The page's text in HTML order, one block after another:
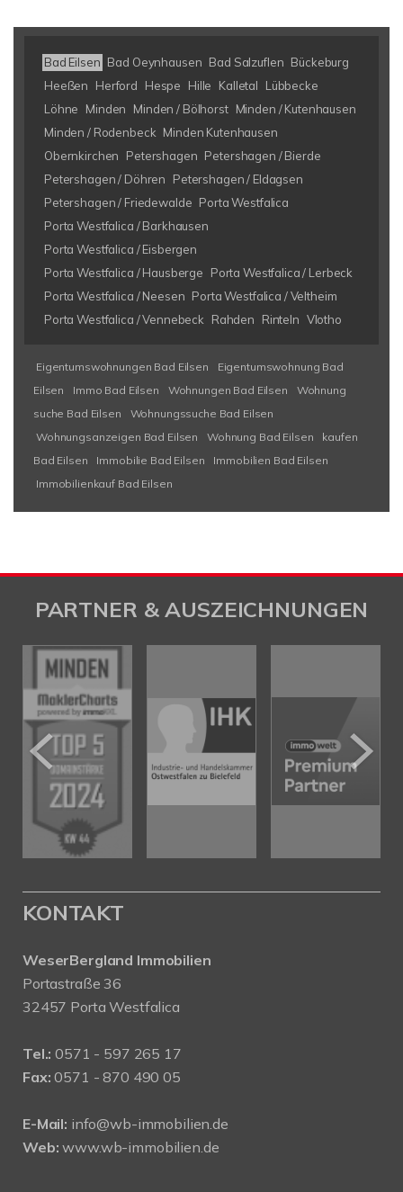
Bad Eilsen Bad Oeynhausen Bad Salzuflen Bückeburg
Heeßen
Herford Hespe Hille Kalletal
Lübbecke
Löhne
Minden Minden / Bölhorst Minden / Kutenhausen
Minden / Rodenbeck Minden Kutenhausen
Obernkirchen
Petershagen Petershagen / Bierde
Petershagen / Döhren
Petershagen / Eldagsen
Petershagen / Friedewalde Porta Westfalica
Porta Westfalica / Barkhausen
Porta Westfalica / Eisbergen
Porta Westfalica / Hausberge
Porta Westfalica / Lerbeck
Porta Westfalica / Neesen Porta Westfalica / Veltheim
Porta Westfalica / Vennebeck
Rahden Rinteln Vlotho
Eigentumswohnungen Bad Eilsen
Eigentumswohnung Bad
Eilsen
Immo Bad Eilsen Wohnungen Bad Eilsen
Wohnung
suche Bad Eilsen
Wohnungssuche Bad Eilsen
Wohnungsanzeigen Bad Eilsen
Wohnung Bad Eilsen
kaufen
Bad Eilsen
Immobilie Bad Eilsen
Immobilien Bad Eilsen
Immobilienkauf Bad Eilsen
PARTNER & AUSZEICHNUNGEN
KONTAKT
WeserBergland Immobilien
Portastraße 36
32457 Porta Westfalica
Tel.: 0571 - 597 265 17
Fax: 0571 - 870 490 05
E-Mail: info@wb-immobilien.de
Web: www.wb-immobilien.de